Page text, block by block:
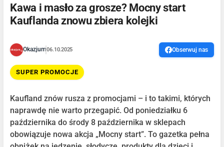
Kawa i masło za grosze? Mocny start
Kauflanda znowu zbiera kolejki
Okazjum06.10.2025 Obserwuj nas
SUPER PROMOCJE
Kaufland znów rusza z promocjami – i to takimi, których
naprawdę nie warto przegapić. Od poniedziałku 6
października do środy 8 października w sklepach
obowiązuje nowa akcja „Mocny start”. To gazetka pełna